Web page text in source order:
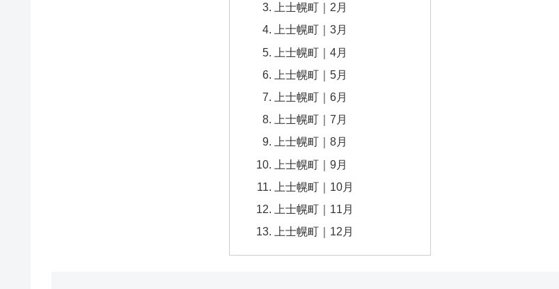
上士幌町｜2月
上士幌町｜3月
上士幌町｜4月
上士幌町｜5月
上士幌町｜6月
上士幌町｜7月
上士幌町｜8月
上士幌町｜9月
上士幌町｜10月
上士幌町｜11月
上士幌町｜12月